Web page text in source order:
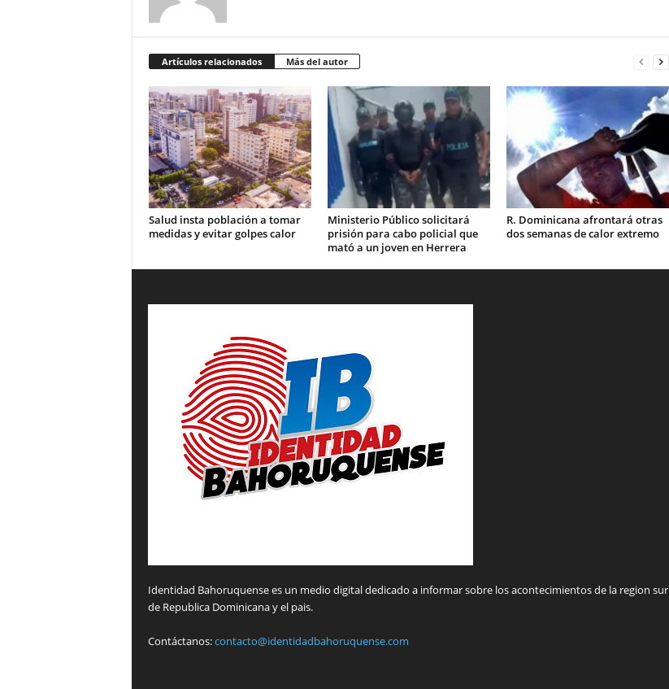
Artículos relacionados Más del autor
Salud insta población a tomar
medidas y evitar golpes calor
Ministerio Público solicitará
prisión para cabo policial que
mató a un joven en Herrera
R. Dominicana afrontará otras
dos semanas de calor extremo
Identidad Bahoruquense es un medio digital dedicado a informar sobre los acontecimientos de la region sur
de Republica Dominicana y el pais.
Contáctanos:contacto@identidadbahoruquense.com